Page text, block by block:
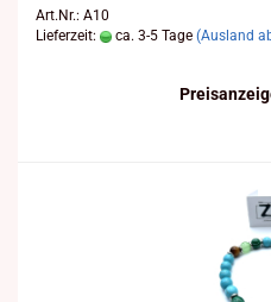
Art.Nr.: A10
Lieferzeit:
ca. 3-5 Tage (Ausland